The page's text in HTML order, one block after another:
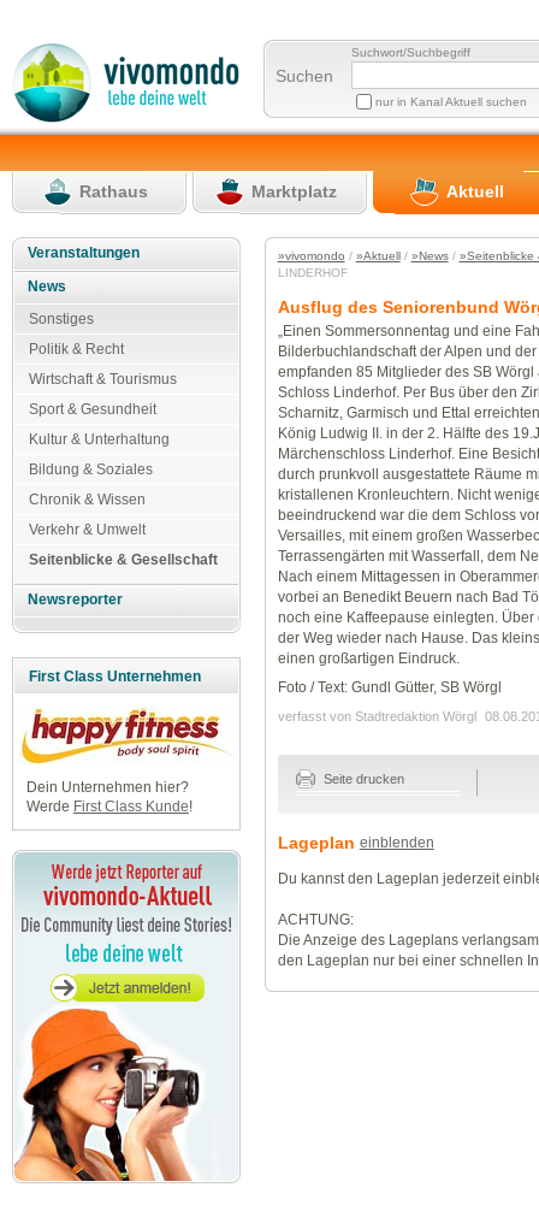
Suchen
Suchwort/Suchbegriff
nur in Kanal Aktuell suchen
Rathaus Marktplatz Aktuell
Veranstaltungen
News
Sonstiges
Politik & Recht
Wirtschaft & Tourismus
Sport & Gesundheit
Kultur & Unterhaltung
Bildung & Soziales
Chronik & Wissen
Verkehr & Umwelt
Seitenblicke & Gesellschaft
Newsreporter
First Class Unternehmen
Dein Unternehmen hier?
Werde First Class Kunde!
»vivomondo / »Aktuell/ »News/ »Seitenblicke
LINDERHOF
Ausflug des Seniorenbund
„Einen Sommersonnentag und eine
Bilderbuchlandschaft der Alpen und der
empfanden 85 Mitglieder des SB Wörgl
Schloss Linderhof. Per Bus über den
Scharnitz, Garmisch und Ettal
König Ludwig II. in der 2. Hälfte des
Märchenschloss Linderhof. Eine
durch prunkvoll ausgestattete Räume
kristallenen Kronleuchtern. Nicht
beeindruckend war die dem Schloss
Versailles, mit einem großen
Terrassengärten mit Wasserfall, dem
Nach einem Mittagessen in
vorbei an Benedikt Beuern nach Bad
noch eine Kaffeepause einlegten. Über
der Weg wieder nach Hause. Das
einen großartigen Eindruck.
Foto / Text: Gundl Gütter, SB Wörgl
verfasst von Stadtredaktion Wörgl
Seite drucken
Lageplan einblenden
Du kannst den Lageplan jederzeit
ACHTUNG:
Die Anzeige des Lageplans
den Lageplan nur bei einer schnellen